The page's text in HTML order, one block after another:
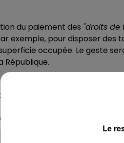
du paiement des "droits de
exemple, pour disposer
occupée. Le geste
République.
de la
est fonction du nombre et de
nom ou la publicité d’un
Le